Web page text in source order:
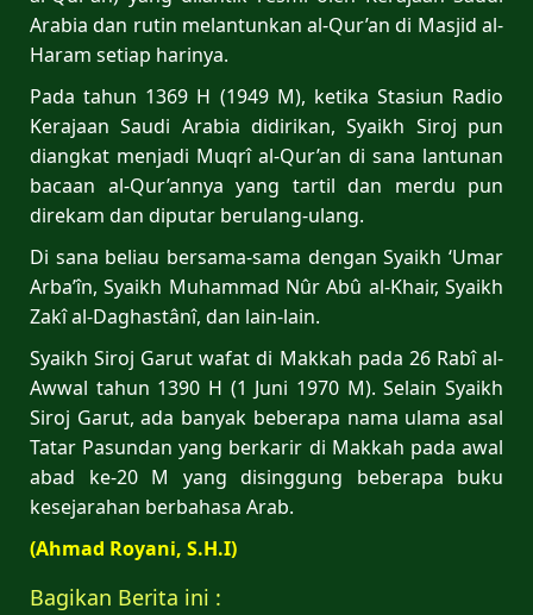
Arabia dan rutin melantunkan al-Qur’an di Masjid al-
Haram setiap harinya.
Pada tahun 1369 H (1949 M), ketika Stasiun Radio
Kerajaan Saudi Arabia didirikan, Syaikh Siroj pun
diangkat menjadi Muqrî al-Qur’an di sana lantunan
bacaan al-Qur’annya yang tartil dan merdu pun
direkam dan diputar berulang-ulang.
Di sana beliau bersama-sama dengan Syaikh ‘Umar
Arba’în, Syaikh Muhammad Nûr Abû al-Khair, Syaikh
Zakî al-Daghastânî, dan lain-lain.
Syaikh Siroj Garut wafat di Makkah pada 26 Rabî al-
Awwal tahun 1390 H (1 Juni 1970 M). Selain Syaikh
Siroj Garut, ada banyak beberapa nama ulama asal
Tatar Pasundan yang berkarir di Makkah pada awal
abad ke-20 M yang disinggung beberapa buku
kesejarahan berbahasa Arab.
(Ahmad Royani, S.H.I)
Bagikan Berita ini :